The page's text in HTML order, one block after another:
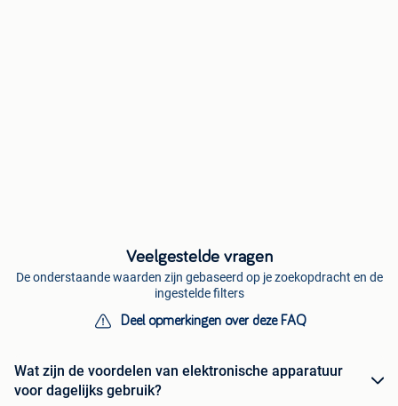
Veelgestelde vragen
De onderstaande waarden zijn gebaseerd op je zoekopdracht en de
ingestelde filters
Deel opmerkingen over deze FAQ
Wat zijn de voordelen van elektronische apparatuur
voor dagelijks gebruik?